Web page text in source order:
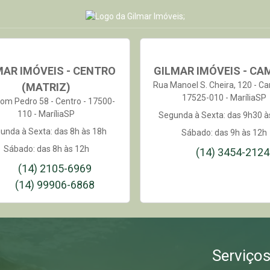
IMÓVEIS - CENTRO
(MATRIZ)
Pedro 58 - Centro - 17500-
110 - MaríliaSP
à Sexta: das 8h às 18h
Sábado: das 8h às 12h
(14) 2105-6969
(14) 99906-6868
GILMAR IMÓVEIS -
Rua Manoel S. Cheira, 120 -
17525-010 - MaríliaSP
Segunda à Sexta: das 9h30
Sábado: das 9h às 12h
(14) 3454-2124
Serviços